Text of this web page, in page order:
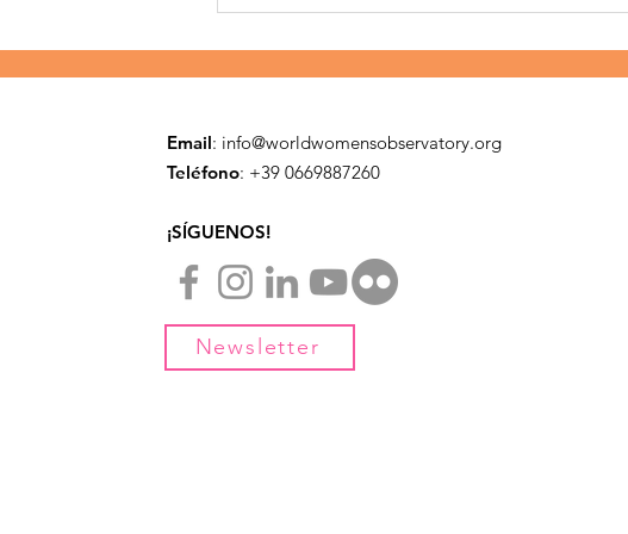
Email: info@worldwomensobservatory.org
Teléfono: ​+39 0669887260
¡SÍGUENOS!
Newsletter